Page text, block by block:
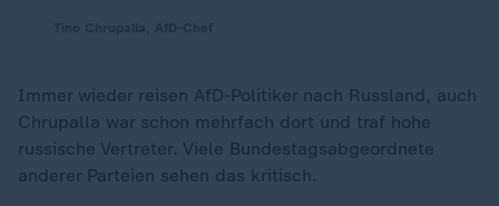
Immer wieder reisen AfD-Politiker nach Russland, auch
Chrupalla war schon mehrfach dort und traf hohe
russische Vertreter. Viele Bundestagsabgeordnete
anderer Parteien sehen das kritisch.